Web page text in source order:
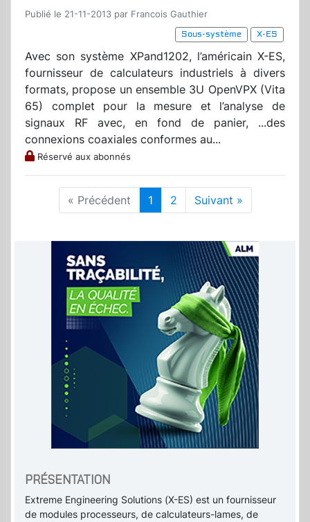
Publié le 21-11-2013 par Francois Gauthier
Sous-système
X-ES
Avec son système XPand1202, l’américain X-ES,
fournisseur de calculateurs industriels à divers
formats, propose un ensemble 3U OpenVPX (Vita
65) complet pour la mesure et l’analyse de
signaux RF avec, en fond de panier, ...des
connexions coaxiales conformes au...
Réservé aux abonnés
« Précédent 1 2 Suivant »
PRÉSENTATION
Extreme Engineering Solutions (X-ES) est un fournisseur
de modules processeurs, de calculateurs-lames, de